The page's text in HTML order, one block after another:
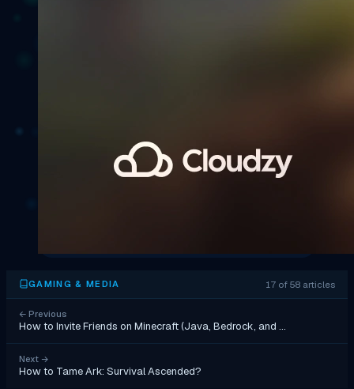
GAMING & MEDIA 17 of 58 articles
← Previous
How to Invite Friends on Minecraft (Java, Bedrock, and …
Next →
How to Tame Ark: Survival Ascended?